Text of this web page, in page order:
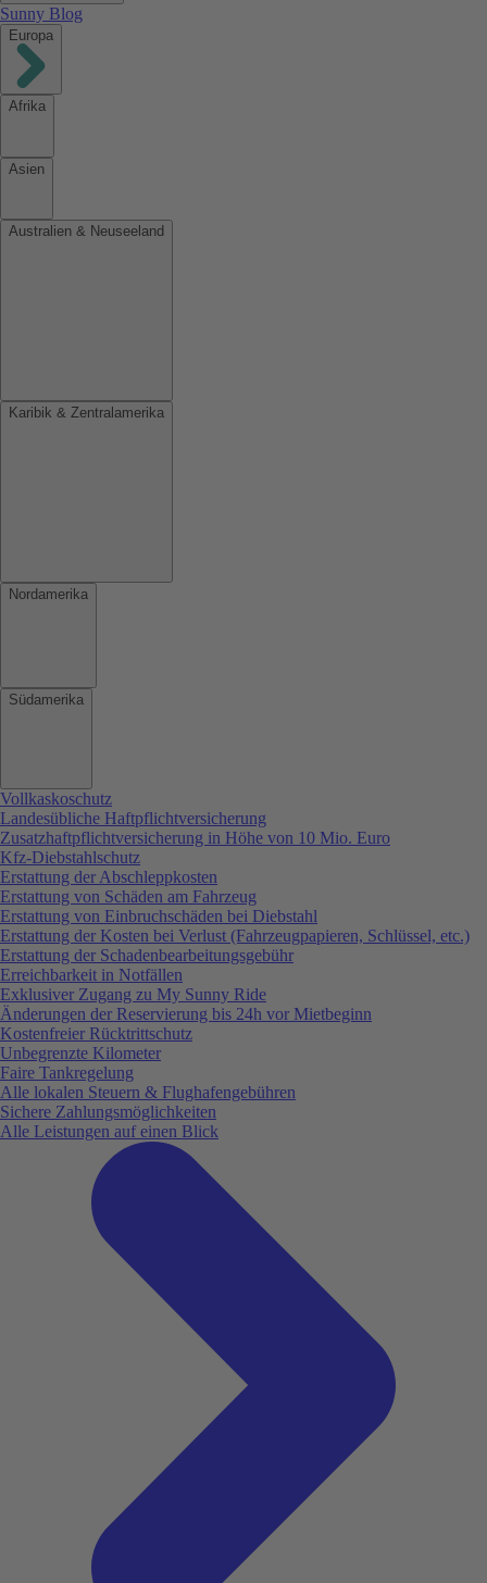
Sunny Blog
Europa
Afrika
Asien
Australien & Neuseeland
Karibik & Zentralamerika
Nordamerika
Südamerika
Vollkaskoschutz
Landesübliche Haftpflichtversicherung
Zusatzhaftpflichtversicherung in Höhe von 10 Mio. Euro
Kfz-Diebstahlschutz
Erstattung der Abschleppkosten
Erstattung von Schäden am Fahrzeug
Erstattung von Einbruchschäden bei Diebstahl
Erstattung der Kosten bei Verlust (Fahrzeugpapieren, Schlüssel, etc.)
Erstattung der Schadenbearbeitungsgebühr
Erreichbarkeit in Notfällen
Exklusiver Zugang zu My Sunny Ride
Änderungen der Reservierung bis 24h vor Mietbeginn
Kostenfreier Rücktrittschutz
Unbegrenzte Kilometer
Faire Tankregelung
Alle lokalen Steuern & Flughafengebühren
Sichere Zahlungsmöglichkeiten
Alle Leistungen auf einen Blick